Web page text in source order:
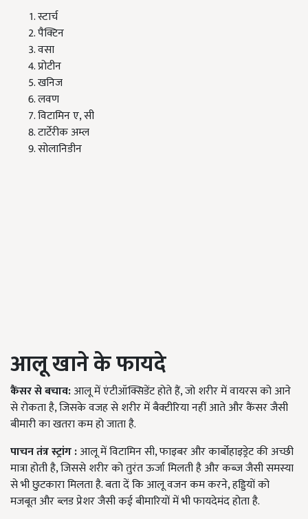
स्टार्च
पैक्टिन
वसा
प्रोटीन
खनिज
लवण
विटामिन ए, सी
टार्टेरीक अम्ल
सोलानिडीन
आलू खाने के फायदे
कैंसर से बचाव:आलू में एंटीऑक्सिडेंट होते हैं, जो शरीर में वायरस को आने
से रोकता है, जिसके वजह से शरीर में बैक्टीरिया नहीं आते और कैंसर जैसी
बीमारी का खतरा कम हो जाता है.
पाचन तंत्र स्ट्रांग :आलू में विटामिन सी, फाइबर और कार्बोहाइड्रेट की अच्छी
मात्रा होती है, जिससे शरीर को तुरंत ऊर्जा मिलती है और कब्ज जैसी समस्या
से भी छुटकारा मिलता है. बता दें कि आलू वजन कम करने, हड्डियों को
मजबूत और ब्लड प्रेशर जैसी कई बीमारियों में भी फायदेमंद होता है.